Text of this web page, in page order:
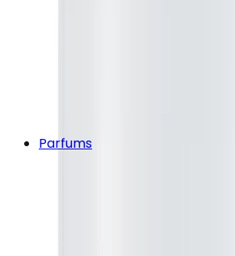
Parfums